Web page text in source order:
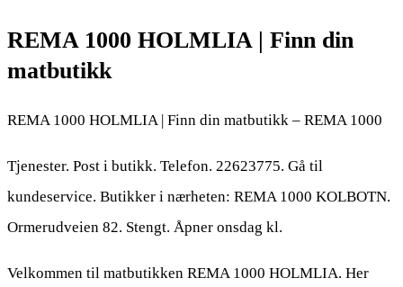
REMA 1000 HOLMLIA | Finn din
matbutikk
REMA 1000 HOLMLIA | Finn din matbutikk – REMA 1000
Tjenester. Post i butikk. Telefon. 22623775. Gå til
kundeservice. Butikker i nærheten: REMA 1000 KOLBOTN.
Ormerudveien 82. Stengt. Åpner onsdag kl.
Velkommen til matbutikken REMA 1000 HOLMLIA. Her